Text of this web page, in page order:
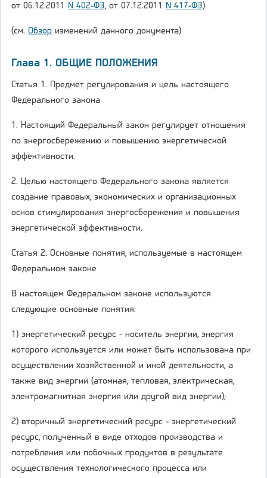
от 06.12.2011 N 402-ФЗ, от 07.12.2011 N 417-ФЗ)
(см. Обзор изменений данного документа)
Глава 1. ОБЩИЕ ПОЛОЖЕНИЯ
Статья 1. Предмет регулирования и цель настоящего
Федерального закона
1. Настоящий Федеральный закон регулирует отношения
по энергосбережению и повышению энергетической
эффективности.
2. Целью настоящего Федерального закона является
создание правовых, экономических и организационных
основ стимулирования энергосбережения и повышения
энергетической эффективности.
Статья 2. Основные понятия, используемые в настоящем
Федеральном законе
В настоящем Федеральном законе используются
следующие основные понятия:
1) энергетический ресурс - носитель энергии, энергия
которого используется или может быть использована при
осуществлении хозяйственной и иной деятельности, а
также вид энергии (атомная, тепловая, электрическая,
электромагнитная энергия или другой вид энергии);
2) вторичный энергетический ресурс - энергетический
ресурс, полученный в виде отходов производства и
потребления или побочных продуктов в результате
осуществления технологического процесса или